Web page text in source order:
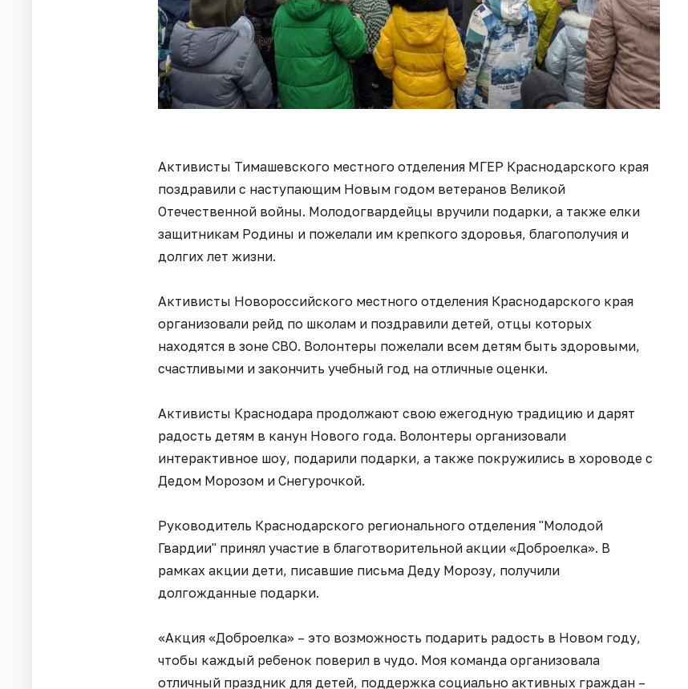
Активисты Тимашевского местного отделения МГЕР Краснодарского края
поздравили с наступающим Новым годом ветеранов Великой
Отечественной войны. Молодогвардейцы вручили подарки, а также елки
защитникам Родины и пожелали им крепкого здоровья, благополучия и
долгих лет жизни.
Активисты Новороссийского местного отделения Краснодарского края
организовали рейд по школам и поздравили детей, отцы которых
находятся в зоне СВО. Волонтеры пожелали всем детям быть здоровыми,
счастливыми и закончить учебный год на отличные оценки.
Активисты Краснодара продолжают свою ежегодную традицию и дарят
радость детям в канун Нового года. Волонтеры организовали
интерактивное шоу, подарили подарки, а также покружились в хороводе с
Дедом Морозом и Снегурочкой.
Руководитель Краснодарского регионального отделения "Молодой
Гвардии" принял участие в благотворительной акции «Доброелка». В
рамках акции дети, писавшие письма Деду Морозу, получили
долгожданные подарки.
«Акция «Доброелка» – это возможность подарить радость в Новом году,
чтобы каждый ребенок поверил в чудо. Моя команда организовала
отличный праздник для детей, поддержка социально активных граждан –